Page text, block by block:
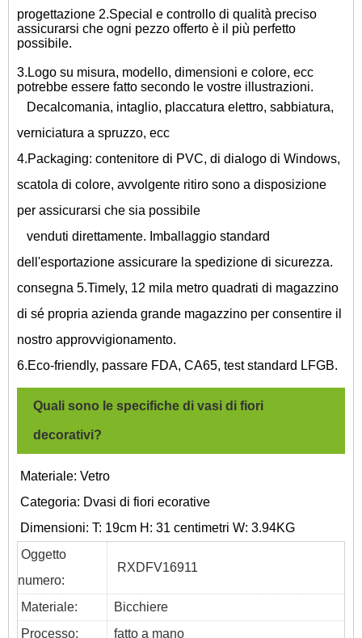
progettazione 2.Special e controllo di qualità preciso
assicurarsi che ogni pezzo offerto è il più perfetto
possibile.
3.Logo su misura, modello, dimensioni e colore, ecc
potrebbe essere fatto secondo le vostre illustrazioni.
Decalcomania, intaglio, placcatura elettro, sabbiatura,
verniciatura a spruzzo, ecc
4.Packaging: contenitore di PVC, di dialogo di Windows,
scatola di colore, avvolgente ritiro sono a disposizione
per assicurarsi che sia possibile
venduti direttamente. Imballaggio standard
dell'esportazione assicurare la spedizione di sicurezza.
consegna 5.Timely, 12 mila metro quadrati di magazzino
di sé propria azienda grande magazzino per consentire il
nostro approvvigionamento.
6.Eco-friendly, passare FDA, CA65, test standard LFGB.
Quali sono le specifiche di vasi di fiori
decorativi?
Materiale: Vetro
Categoria: Dvasi di fiori ecorative
Dimensioni: T: 19cm H: 31 centimetri W: 3.94KG
Oggetto
numero:
RXDFV16911
Materiale:
Bicchiere
Processo:
fatto a mano